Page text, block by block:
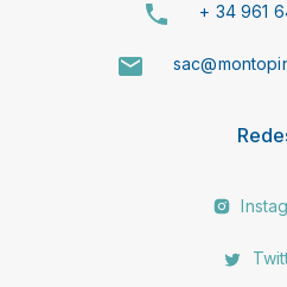
+ 34 961